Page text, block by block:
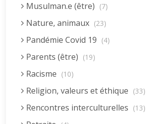
Musulman.e (être) (7)
Nature, animaux (23)
Pandémie Covid 19 (4)
Parents (être) (19)
Racisme (10)
Religion, valeurs et éthique (33)
Rencontres interculturelles (13)